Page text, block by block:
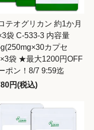
テオグリカン 約1か月
袋 C-533-3 内容量
カプセ
袋 ★最大1200円OFF
ポン！8/7 9:59迄
円(税込)